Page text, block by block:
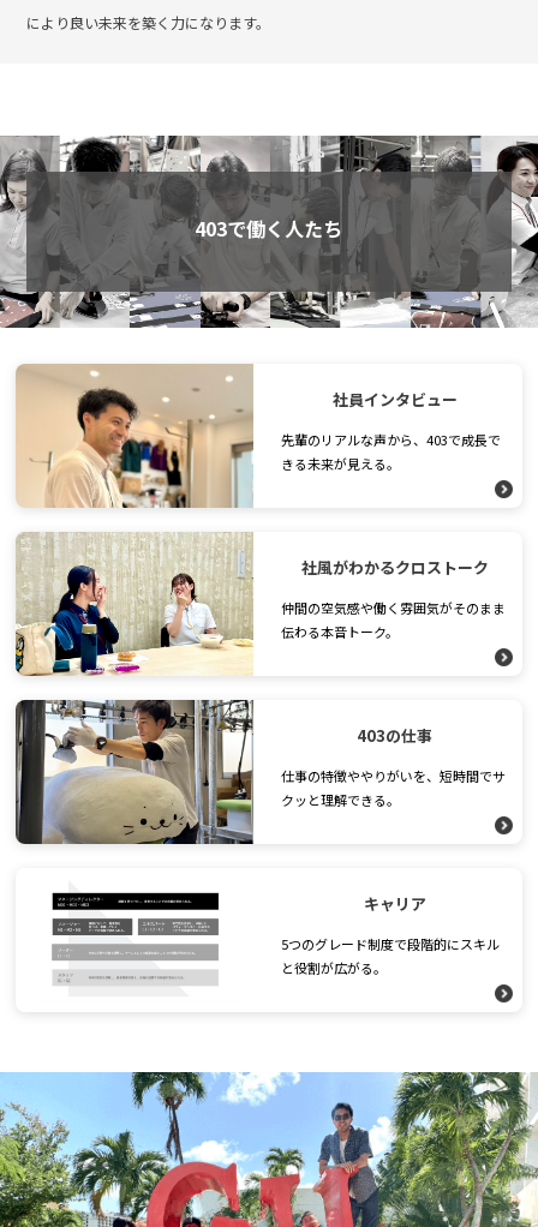
により良い未来を築く力になります。
403で働く人たち
社員インタビュー
先輩のリアルな声から、403で成長で
きる未来が見える。
社風がわかるクロストーク
仲間の空気感や働く雰囲気がそのまま
伝わる本音トーク。
403の仕事
仕事の特徴ややりがいを、短時間でサ
クッと理解できる。
キャリア
5つのグレード制度で段階的にスキル
と役割が広がる。